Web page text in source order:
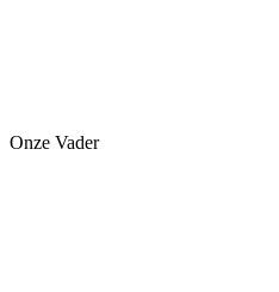
Onze Vader